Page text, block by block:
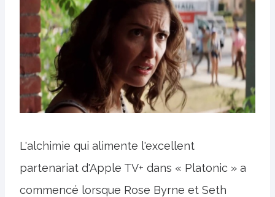
L'alchimie qui alimente l'excellent
partenariat d'Apple TV+ dans « Platonic » a
commencé lorsque Rose Byrne et Seth